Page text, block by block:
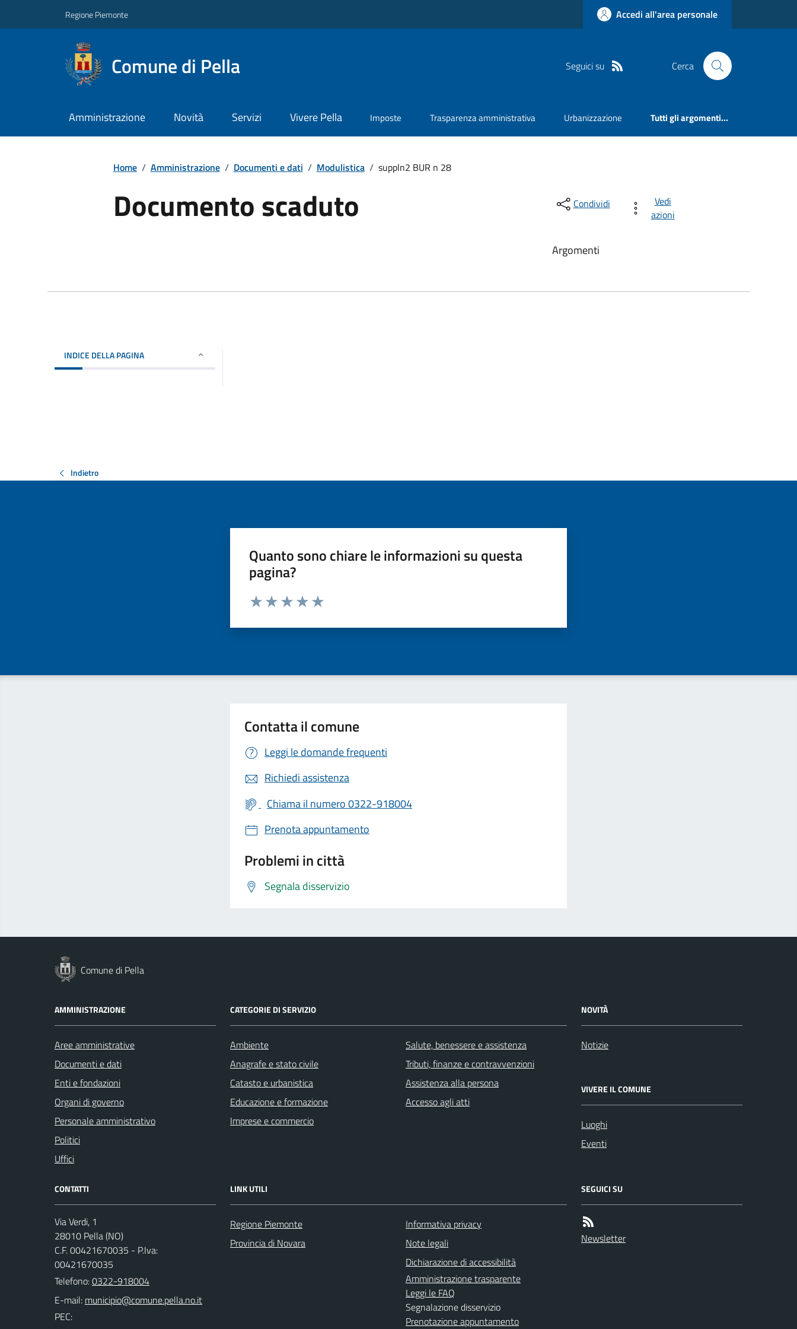
Regione Piemonte Accedi all'area personale
Comune di Pella Seguici su Cerca
Amministrazione Novità Servizi Vivere Pella Imposte Trasparenza amministrativa Urbanizzazione Tutti gli argomenti...
Home / Amministrazione / Documenti e dati / Modulistica / suppln2 BUR n 28
Documento scaduto Condividi
Vedi
azioni
Argomenti
INDICE DELLA PAGINA
Indietro
Quanto sono chiare le informazioni su questa
pagina?
Valuta da 1 a 5 stelle la pagina
Contatta il comune
Leggi le domande frequenti
Richiedi assistenza
Chiama il numero 0322-918004
Prenota appuntamento
Problemi in città
Segnala disservizio
Comune di Pella
AMMINISTRAZIONE
Aree amministrative
Documenti e dati
Enti e fondazioni
Organi di governo
Personale amministrativo
Politici
Uffici
CATEGORIE DI SERVIZIO
Ambiente
Anagrafe e stato civile
Catasto e urbanistica
Educazione e formazione
Imprese e commercio
Salute, benessere e assistenza
Tributi, finanze e contravvenzioni
Assistenza alla persona
Accesso agli atti
NOVITÀ
Notizie
VIVERE IL COMUNE
Luoghi
Eventi
CONTATTI
Via Verdi, 1
28010 Pella (NO)
C.F. 00421670035 - P.Iva:
00421670035
Telefono:0322-918004
E-mail:
PEC:
LINK UTILI
Regione Piemonte
Provincia di Novara
Informativa privacy
Note legali
Dichiarazione di accessibilità
Amministrazione trasparente
Leggi le FAQ
Segnalazione disservizio
Prenotazione appuntamento
SEGUICI SU
Newsletter